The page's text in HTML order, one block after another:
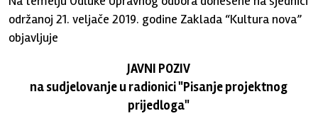
održanoj 21. veljače 2019. godine Zaklada “Kultura nova”
objavljuje
JAVNI POZIV
na sudjelovanje u radionici "Pisanje projektnog
prijedloga"